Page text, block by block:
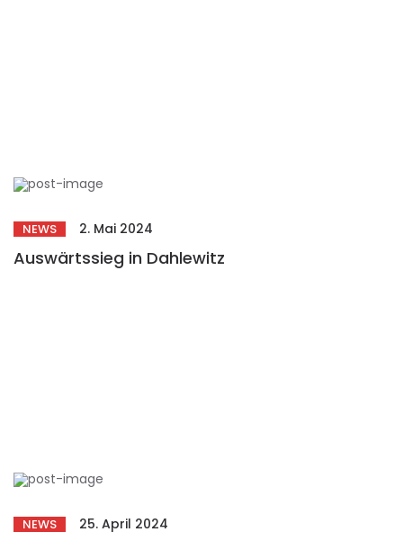
NEWS 2. Mai 2024
Auswärtssieg in Dahlewitz
NEWS 25. April 2024